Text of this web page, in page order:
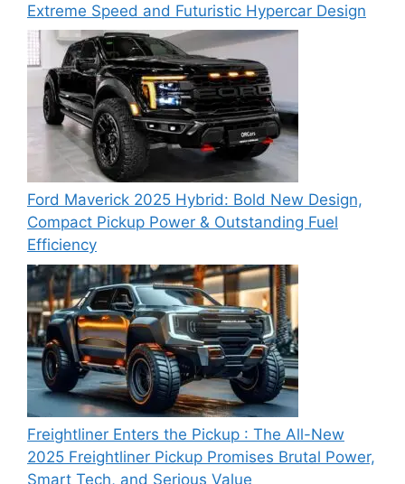
Extreme Speed and Futuristic Hypercar Design
Ford Maverick 2025 Hybrid: Bold New Design,
Compact Pickup Power & Outstanding Fuel
Efficiency
Freightliner Enters the Pickup : The All-New
2025 Freightliner Pickup Promises Brutal Power,
Smart Tech, and Serious Value